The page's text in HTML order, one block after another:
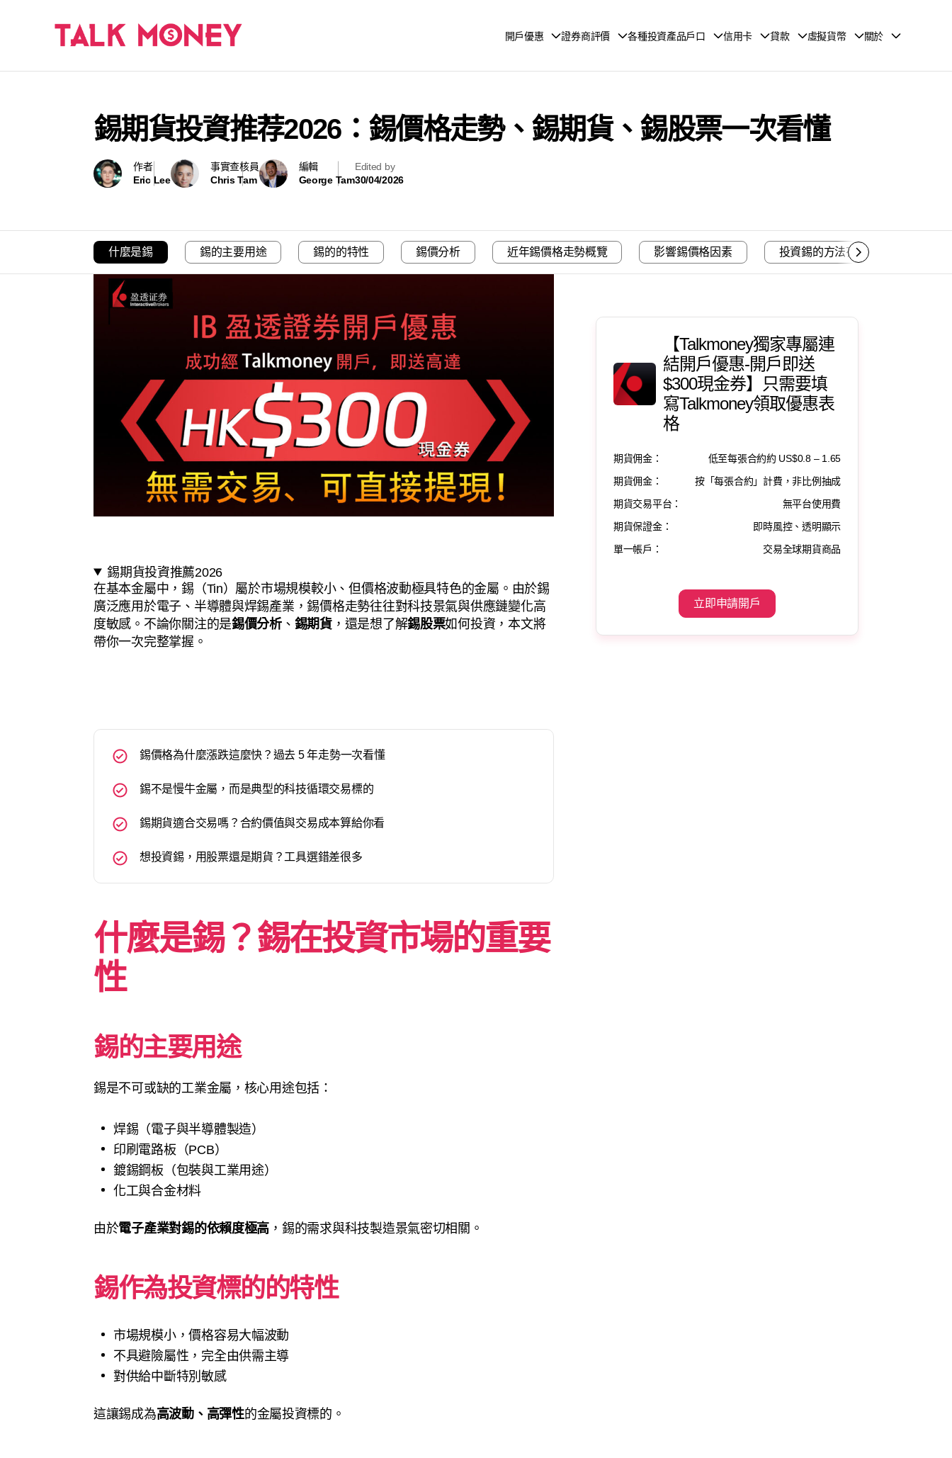
開戶優惠 證券商評價 各種投資產品戶口 信用卡 貸款 虛擬貨幣 關於
錫期貨投資推荐2026：錫價格走勢、錫期貨、錫股票一次看懂
作者
Eric Lee
事實查核員
Chris Tam
編輯
George Tam
Edited by
30/04/2026
什麼是錫 錫的主要用途 錫的的特性 錫價分析 近年錫價格走勢概覽 影響錫價格因素 投資錫的方法有哪些
錫期貨投資推薦2026
在基本金屬中，錫（Tin）屬於市場規模較小、但價格波動極具特色的金屬。由於錫
廣泛應用於電子、半導體與焊錫產業，錫價格走勢往往對科技景氣與供應鏈變化高
度敏感。不論你關注的是錫價分析、 錫期貨，還是想了解錫股票如何投資，本文將
帶你一次完整掌握。
錫價格為什麼漲跌這麼快？過去 5 年走勢一次看懂
錫不是慢牛金屬，而是典型的科技循環交易標的
錫期貨適合交易嗎？合約價值與交易成本算給你看
想投資錫，用股票還是期貨？工具選錯差很多
什麼是錫？錫在投資市場的重要
性
錫的主要用途
錫是不可或缺的工業金屬，核心用途包括：
焊錫（電子與半導體製造）
印刷電路板（PCB）
鍍錫鋼板（包裝與工業用途）
化工與合金材料
由於電子產業對錫的依賴度極高 ，錫的需求與科技製造景氣密切相關。
錫作為投資標的的特性
市場規模小，價格容易大幅波動
不具避險屬性，完全由供需主導
對供給中斷特別敏感
這讓錫成為高波動、高彈性的金屬投資標的。
【Talkmoney獨家專屬連
結開戶優惠-開戶即送
$300現金券】只需要填
寫Talkmoney領取優惠表
格
期貨佣金：
低至每張合約約 US$0.8 – 1.65
期貨佣金：
按「每張合約」計費，非比例抽成
期貨交易平台：
無平台使用費
期貨保證金：
即時風控、透明顯示
單一帳戶：
交易全球期貨商品
立即申請開戶